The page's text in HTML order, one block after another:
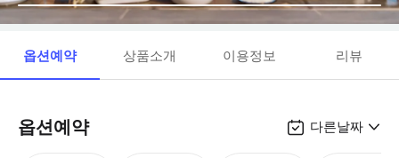
옵션예약 상품소개 이용정보 리뷰
옵션예약 다른날짜